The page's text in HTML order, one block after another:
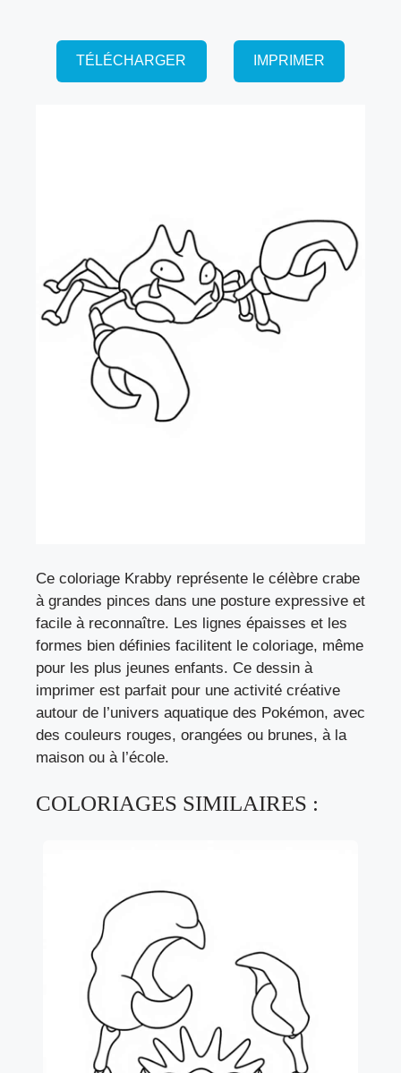
TÉLÉCHARGER IMPRIMER
Ce coloriage Krabby représente le célèbre crabe
à grandes pinces dans une posture expressive et
facile à reconnaître. Les lignes épaisses et les
formes bien définies facilitent le coloriage, même
pour les plus jeunes enfants. Ce dessin à
imprimer est parfait pour une activité créative
autour de l’univers aquatique des Pokémon, avec
des couleurs rouges, orangées ou brunes, à la
maison ou à l’école.
COLORIAGES SIMILAIRES :